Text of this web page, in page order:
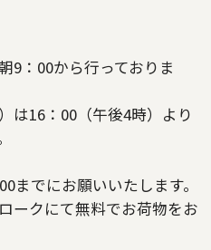
9：00から行っておりま
は16：00（午後4時）より
までにお願いいたします。
ークにて無料でお荷物をお